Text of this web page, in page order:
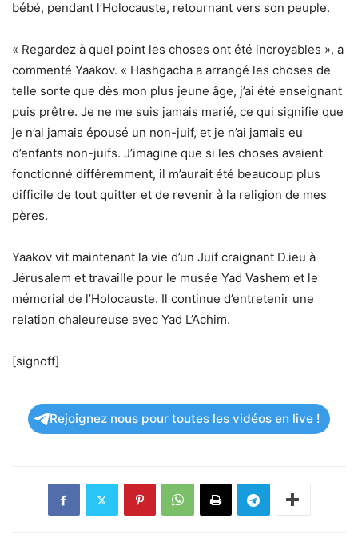
bébé, pendant l’Holocauste, retournant vers son peuple.
« Regardez à quel point les choses ont été incroyables », a
commenté Yaakov. « Hashgacha a arrangé les choses de
telle sorte que dès mon plus jeune âge, j’ai été enseignant
puis prêtre. Je ne me suis jamais marié, ce qui signifie que
je n’ai jamais épousé un non-juif, et je n’ai jamais eu
d’enfants non-juifs. J’imagine que si les choses avaient
fonctionné différemment, il m’aurait été beaucoup plus
difficile de tout quitter et de revenir à la religion de mes
pères.
Yaakov vit maintenant la vie d’un Juif craignant D.ieu à
Jérusalem et travaille pour le musée Yad Vashem et le
mémorial de l’Holocauste. Il continue d’entretenir une
relation chaleureuse avec Yad L’Achim.
[signoff]
Rejoignez nous pour toutes les vidéos en live !